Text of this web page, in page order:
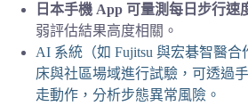
日本手機 App 可量測每日步行速
弱評估結果高度相關。
AI 系統（如 Fujitsu 與宏碁智醫合
床與社區場域進行試驗，可透過
走動作，分析步態異常風險。